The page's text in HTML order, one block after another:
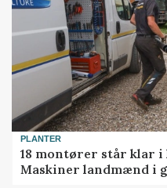
PLANTER
18 montører står klar i
Maskiner landmænd i